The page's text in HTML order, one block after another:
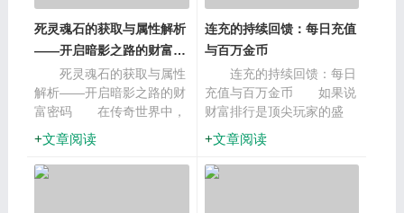
死灵魂石的获取与属性解析
——开启暗影之路的财富密
死灵魂石的获取与属性
解析——开启暗影之路的财
富密码 在传奇世界中，
任何强大的力量都需要付出
相应的代价。死灵魂石作为
提升实力的核心途径，其背
文章阅读
连充的持续回馈：每日充值
与百万金币
连充的持续回馈：每日
充值与百万金币 如果说
财富排行是顶尖玩家的盛
宴，那么“连充豪礼”与“百万
金币”活动则是为广大中坚
力量准备的丰厚福利。这
文章阅读